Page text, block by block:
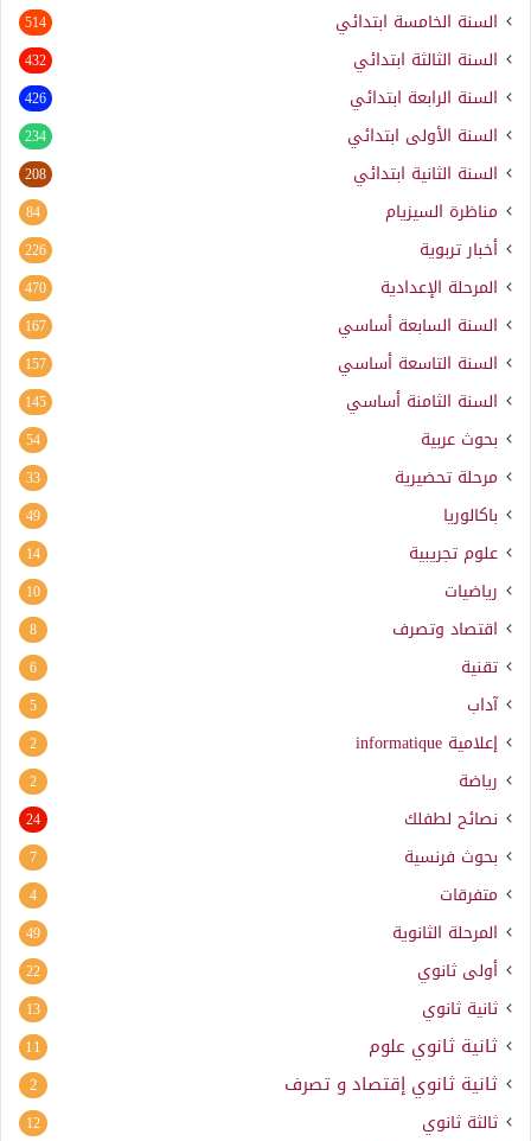
السنة الخامسة ابتدائي
514
السنة الثالثة ابتدائي 432
السنة الرابعة ابتدائي 426
السنة الأولى ابتدائي 234
السنة الثانية ابتدائي 208
مناظرة السيزيام 84
أخبار تربوية 226
المرحلة الإعدادية 470
السنة السابعة أساسي 167
السنة التاسعة أساسي 157
السنة الثامنة أساسي 145
بحوث عربية 54
مرحلة تحضيرية 33
باكالوريا 49
علوم تجريبية 14
رياضيات 10
اقتصاد وتصرف 8
تقنية 6
آداب 5
إعلامية informatique
2
رياضة 2
نصائح لطفلك 24
بحوث فرنسية 7
متفرقات 4
المرحلة الثانوية 49
أولى ثانوي 22
ثانية ثانوي 13
ثانية ثانوي علوم 11
ثانية ثانوي إقتصاد و تصرف 2
ثالثة ثانوي 12